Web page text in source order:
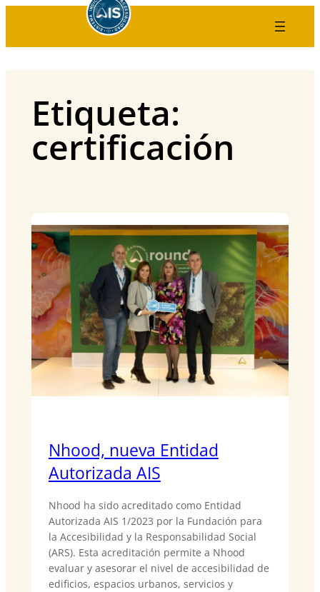
contenido
Etiqueta:
certificación
Nhood, nueva Entidad
Autorizada AIS
Nhood ha sido acreditado como Entidad
Autorizada AIS 1/2023 por la Fundación para
la Accesibilidad y la Responsabilidad Social
(ARS). Esta acreditación permite a Nhood
evaluar y asesorar el nivel de accesibilidad de
edificios, espacios urbanos, servicios y